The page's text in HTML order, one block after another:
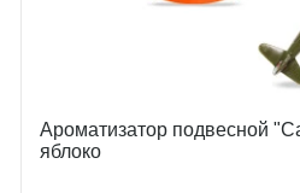
Ароматизатор подвесной
яблоко